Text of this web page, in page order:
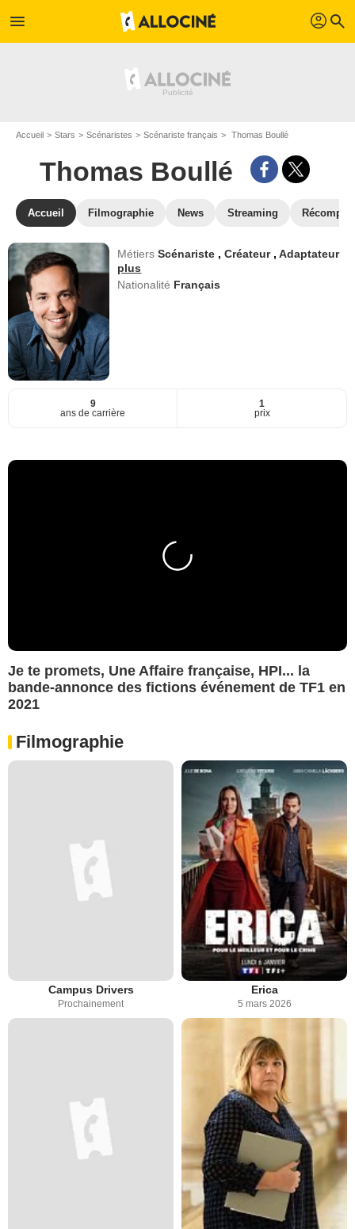
menu profil search
Accueil Stars Scénaristes Scénariste français Thomas Boullé
Thomas Boullé
Accueil Filmographie News Streaming
MétiersScénariste ,Créateur ,Adaptateur
plus
Nationalité Français
9
ans de carrière
1
prix
Je te promets, Une Affaire française, HPI... la
bande-annonce des fictions événement de TF1 en
2021
Filmographie
Campus Drivers
Prochainement
Erica
5 mars 2026